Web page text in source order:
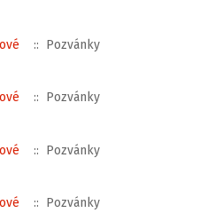
:: Pozvánky
:: Pozvánky
:: Pozvánky
:: Pozvánky